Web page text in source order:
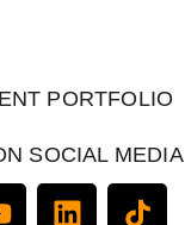
PORTFOLIO
SOCIAL MEDIA